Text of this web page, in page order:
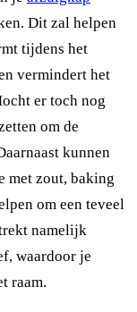
Dit zal helpen
tijdens het
vermindert het
er toch nog
om de
kunnen
met zout, baking
om een teveel
namelijk
waardoor je
raam.